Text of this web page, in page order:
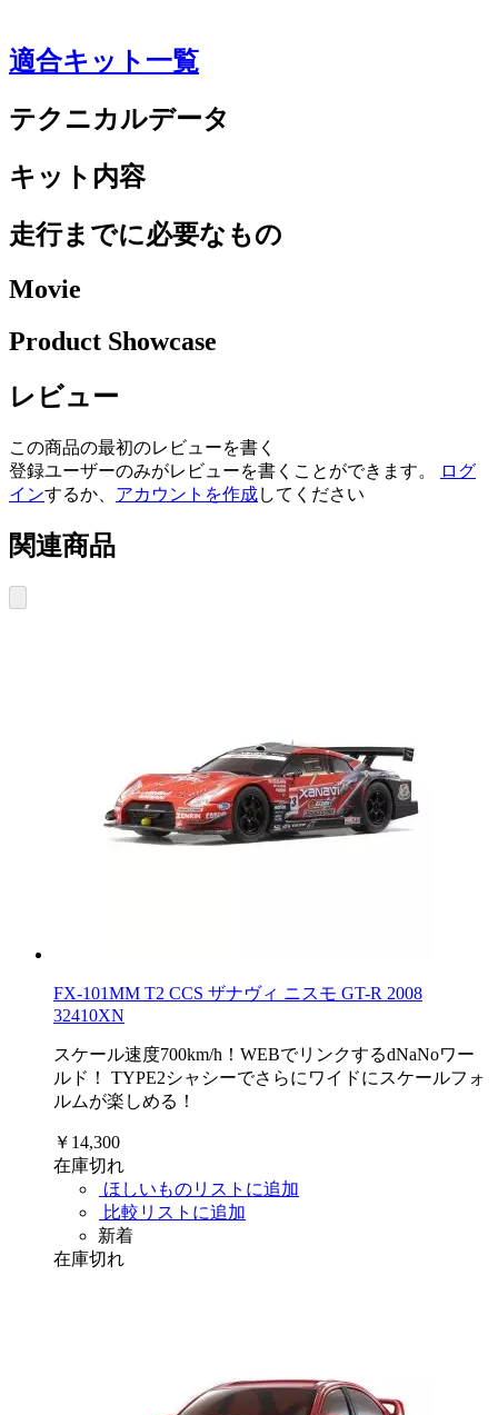
適合キット一覧
テクニカルデータ
キット内容
走行までに必要なもの
Movie
Product Showcase
レビュー
この商品の最初のレビューを書く
登録ユーザーのみがレビューを書くことができます。
ログ
インするか、 アカウントを作成してください
関連商品
FX-101MM T2 CCS ザナヴィ ニスモ GT-R 2008
32410XN
スケール速度700km/h！WEBでリンクするdNaNoワー
ルド！ TYPE2シャシーでさらにワイドにスケールフォ
ルムが楽しめる！
￥14,300
在庫切れ
ほしいものリストに追加
比較リストに追加
新着
在庫切れ